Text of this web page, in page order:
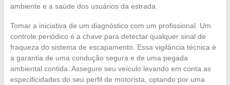
ambiente e a saúde dos usuários da estrada.
Tomar a iniciativa de um diagnóstico com um profissional. Um
controle periódico é a chave para detectar qualquer sinal de
fraqueza do sistema de escapamento. Essa vigilância técnica é
a garantia de uma condução segura e de uma pegada
ambiental contida. Assegure seu veículo levando em conta as
especificidades do seu perfil de motorista, optando por uma